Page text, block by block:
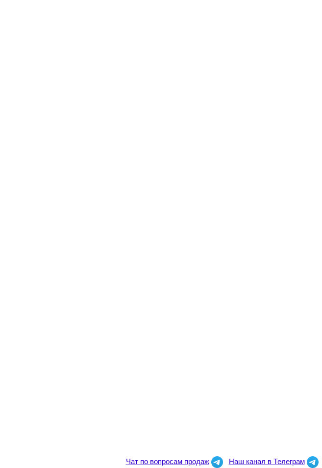
Чат по вопросам продаж Наш канал в Телеграм